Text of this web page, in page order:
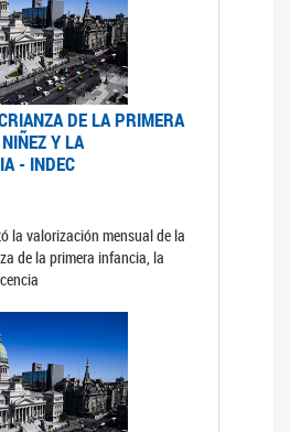
DE LA PRIMERA
Y LA
- INDEC
la valorización mensual de la
de la primera infancia, la